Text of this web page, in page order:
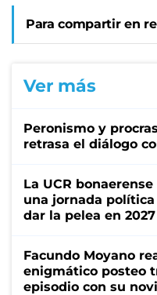
Para compartir en
Ver más
Peronismo y
retrasa el diálogo
La UCR
una jornada
dar la pelea en 2027
Facundo Moyano
enigmático posteo
episodio con su